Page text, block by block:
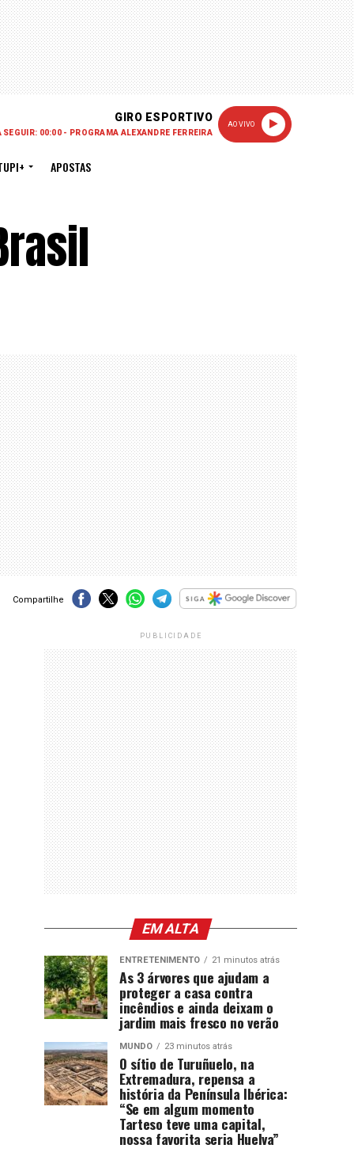
GIRO ESPORTIVO
SEGUIR: 00:00 - PROGRAMA ALEXANDRE FERREIRA
AO VIVO
APOSTAS
Compartilhe
PUBLICIDADE
EM ALTA
ENTRETENIMENTO 21 minutos atrás
As 3 árvores que ajudam a
proteger a casa contra
incêndios e ainda deixam o
jardim mais fresco no verão
MUNDO 23 minutos atrás
O sítio de Turuñuelo, na
Extremadura, repensa a
história da Península Ibérica:
“Se em algum momento
Tarteso teve uma capital,
nossa favorita seria Huelva”